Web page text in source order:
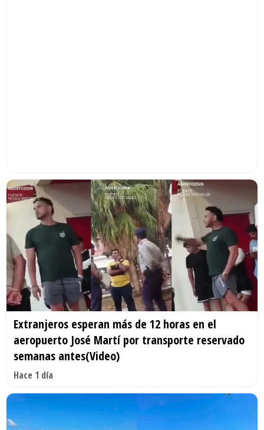
Extranjeros esperan más de 12 horas en el
aeropuerto José Martí por transporte reservado
semanas antes(Video)
Hace 1 día